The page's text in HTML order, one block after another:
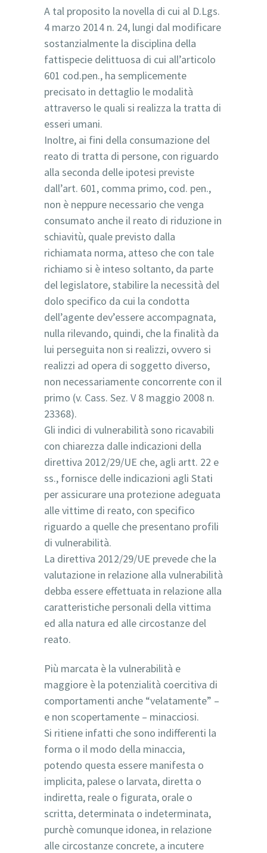
A tal proposito la novella di cui al D.Lgs.
4 marzo 2014 n. 24, lungi dal modificare
sostanzialmente la disciplina della
fattispecie delittuosa di cui all’articolo
601 cod.pen., ha semplicemente
precisato in dettaglio le modalità
attraverso le quali si realizza la tratta di
esseri umani.
Inoltre, ai fini della consumazione del
reato di tratta di persone, con riguardo
alla seconda delle ipotesi previste
dall’art. 601, comma primo, cod. pen.,
non è neppure necessario che venga
consumato anche il reato di riduzione in
schiavitù, quale previsto dalla
richiamata norma, atteso che con tale
richiamo si è inteso soltanto, da parte
del legislatore, stabilire la necessità del
dolo specifico da cui la condotta
dell’agente dev’essere accompagnata,
nulla rilevando, quindi, che la finalità da
lui perseguita non si realizzi, ovvero si
realizzi ad opera di soggetto diverso,
non necessariamente concorrente con il
primo (v. Cass. Sez. V 8 maggio 2008 n.
23368).
Gli indici di vulnerabilità sono ricavabili
con chiarezza dalle indicazioni della
direttiva 2012/29/UE che, agli artt. 22 e
ss., fornisce delle indicazioni agli Stati
per assicurare una protezione adeguata
alle vittime di reato, con specifico
riguardo a quelle che presentano profili
di vulnerabilità.
La direttiva 2012/29/UE prevede che la
valutazione in relazione alla vulnerabilità
debba essere effettuata in relazione alla
caratteristiche personali della vittima
ed alla natura ed alle circostanze del
reato.
Più marcata è la vulnerabilità e
maggiore è la potenzialità coercitiva di
comportamenti anche “velatamente” –
e non scopertamente – minacciosi.
Si ritiene infatti che sono indifferenti la
forma o il modo della minaccia,
potendo questa essere manifesta o
implicita, palese o larvata, diretta o
indiretta, reale o figurata, orale o
scritta, determinata o indeterminata,
purchè comunque idonea, in relazione
alle circostanze concrete, a incutere